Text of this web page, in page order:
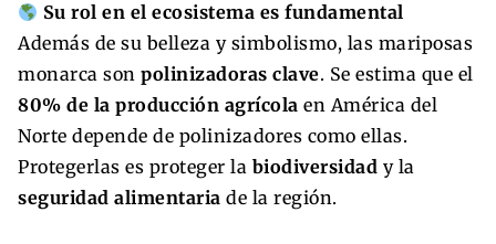
Su rol en el ecosistema es fundamental
Además de su belleza y simbolismo, las mariposas
monarca son polinizadoras clave. Se estima que el
80% de la producción agrícola en América del
Norte depende de polinizadores como ellas.
Protegerlas es proteger la biodiversidad y la
seguridad alimentaria de la región.